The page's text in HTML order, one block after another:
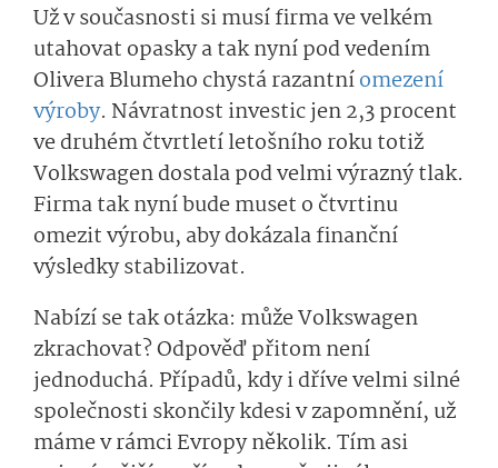
Už v současnosti si musí firma ve velkém
utahovat opasky a tak nyní pod vedením
Olivera Blumeho chystá razantníomezení
výroby. Návratnost investic jen 2,3 procent
ve druhém čtvrtletí letošního roku totiž
Volkswagen dostala pod velmi výrazný tlak.
Firma tak nyní bude muset o čtvrtinu
omezit výrobu, aby dokázala finanční
výsledky stabilizovat.
Nabízí se tak otázka: může Volkswagen
zkrachovat? Odpověď přitom není
jednoduchá. Případů, kdy i dříve velmi silné
společnosti skončily kdesi v zapomnění, už
máme v rámci Evropy několik. Tím asi